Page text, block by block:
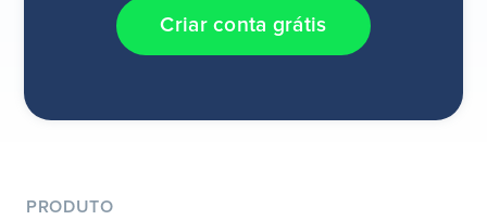
Criar conta grátis
PRODUTO